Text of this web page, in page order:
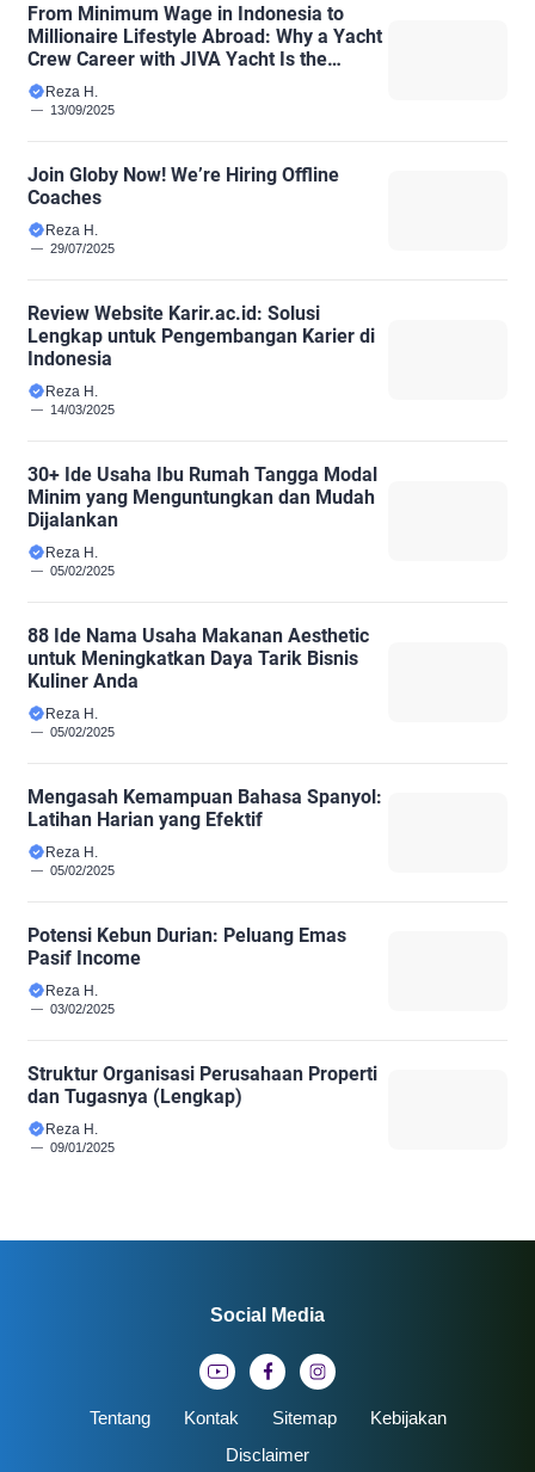
From Minimum Wage in Indonesia to
Millionaire Lifestyle Abroad: Why a Yacht
Crew Career with JIVA Yacht Is the
Smarter Choice
Reza H.
13/09/2025
Join Globy Now! We’re Hiring Offline
Coaches
Reza H.
29/07/2025
Review Website Karir.ac.id: Solusi
Lengkap untuk Pengembangan Karier di
Indonesia
Reza H.
14/03/2025
30+ Ide Usaha Ibu Rumah Tangga Modal
Minim yang Menguntungkan dan Mudah
Dijalankan
Reza H.
05/02/2025
88 Ide Nama Usaha Makanan Aesthetic
untuk Meningkatkan Daya Tarik Bisnis
Kuliner Anda
Reza H.
05/02/2025
Mengasah Kemampuan Bahasa Spanyol:
Latihan Harian yang Efektif
Reza H.
05/02/2025
Potensi Kebun Durian: Peluang Emas
Pasif Income
Reza H.
03/02/2025
Struktur Organisasi Perusahaan Properti
dan Tugasnya (Lengkap)
Reza H.
09/01/2025
Tentang Kontak Sitemap
Kebijakan
Disclaimer
Social Media